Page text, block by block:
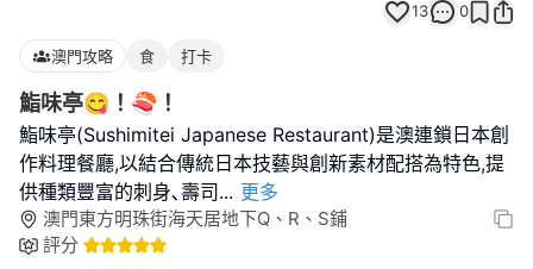
13 0
澳門攻略 食 打卡
鮨味亭😋！🍣！
鮨味亭(Sushimitei Japanese Restaurant)是澳連鎖日本創
作料理餐廳,以結合傳統日本技藝與創新素材配搭為特色,提
供種類豐富的刺身､壽司 ... 更多
澳門東方明珠街海天居地下Q、R、S鋪
評分